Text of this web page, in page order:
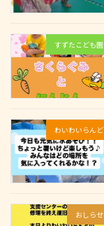
すずたこども園
わいわいらんど
おしらせ